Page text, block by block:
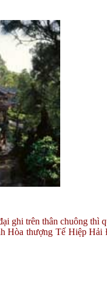
ghi trên thân chuông thì
Hòa thượng Tế Hiệp